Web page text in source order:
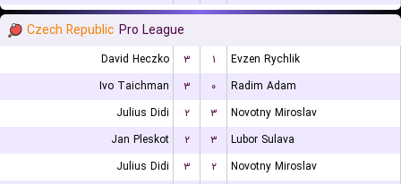
Czech Republic Pro League
David Heczko ۳ ۱
Evzen Rychlik
Ivo Taichman
۳ ۰
Radim Adam
Julius Didi
۲ ۳
Novotny Miroslav
Jan Pleskot
۲ ۳
Lubor Sulava
Julius Didi
۳ ۲
Novotny Miroslav